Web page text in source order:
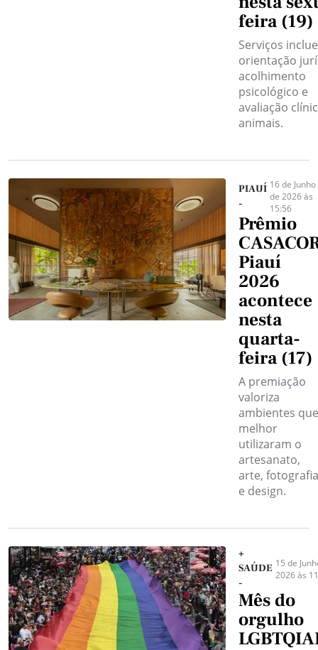
feira (19)
Serviços
orientação
acolhimento
psicológico e
avaliação
animais.
PIAUÍ
-
16 de Junho
de 2026 às
15:56
Prêmio
Piauí
2026
acontece
nesta
quarta-
feira (17)
A premiação
valoriza
ambientes que
melhor
utilizaram o
artesanato,
arte, fotografia
e design.
+
SAÚDE
-
15 de
2026 às
Mês do
orgulho